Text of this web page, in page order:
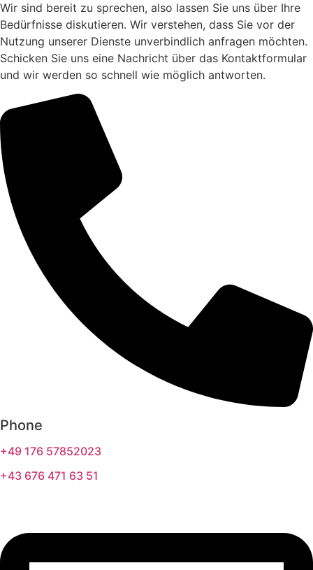
Wir sind bereit zu sprechen, also lassen Sie uns über Ihre
Bedürfnisse diskutieren. Wir verstehen, dass Sie vor der
Nutzung unserer Dienste unverbindlich anfragen möchten.
Schicken Sie uns eine Nachricht über das Kontaktformular
und wir werden so schnell wie möglich antworten.
Phone
+49 176 57852023
+43 676 471 63 51